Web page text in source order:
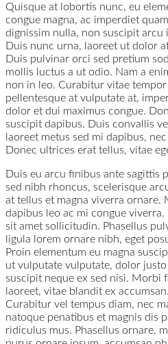
Quisque at lobortis nunc, eu
congue magna, ac imperdiet
dignissim nulla, non suscipit arcu
Duis nunc urna, laoreet ut dolor
Duis pulvinar orci sed pretium
mollis luctus a ut odio. Nam a
non in leo. Curabitur vitae
pellentesque at vulputate at,
dolor et dui maximus congue.
suscipit dapibus. Duis convallis
laoreet metus sed mi dapibus,
Donec ultrices erat tellus, vitae
Duis eu arcu finibus ante sagittis
sed nibh rhoncus, scelerisque
at tellus et magna viverra ornare.
dapibus leo ac mi congue
sit amet sollicitudin. Phasellus
ligula lorem ornare nibh, eget
Proin elementum eu magna
ut vulputate vulputate, dolor
suscipit neque ex sed nisi. Morbi
laoreet, vitae blandit ex
Curabitur vel tempus diam, nec
natoque penatibus et magnis dis
ridiculus mus. Phasellus ornare,